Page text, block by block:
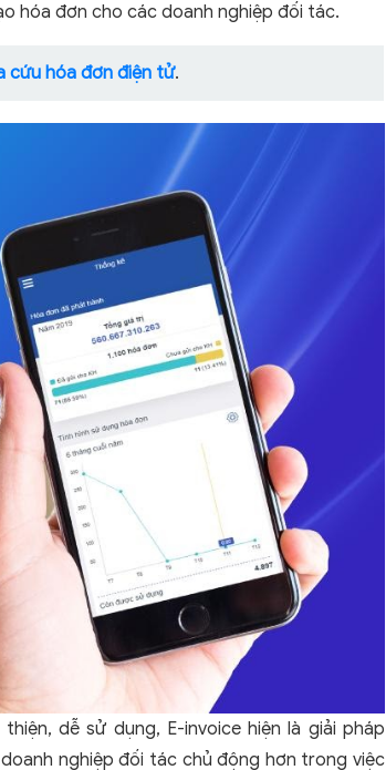
hóa đơn cho các doanh nghiệp đối tác.
cứu hóa đơn điện tử.
dễ sử dụng, E-invoice hiện là giải pháp
nghiệp đối tác chủ động hơn trong việc